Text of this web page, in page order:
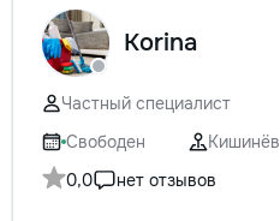
Korina
Частный специалист
Свободен
Кишинёв
0,0
нет отзывов